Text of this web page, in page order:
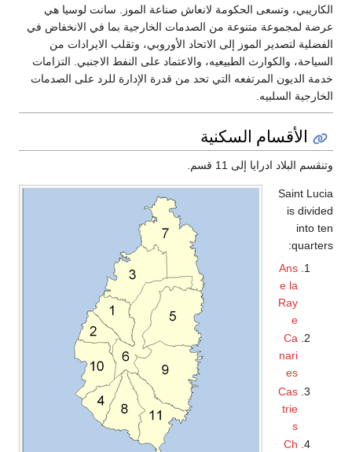
الكاريبي، وتسعى الحكومة لانعاش صناعة الموز. سانت لوسيا هي
عرضة لمجموعة متنوعة من الصدمات الخارجية بما في الانخفاض في
الفضلية لتصدير الموز إلى الاتحاد الأوروبي، وتقلب الايرادات من
السياحة، والكوارث الطبيعيه، والاعتماد على النفط الاجنبي. التزامات
خدمة الديون المرتفعه التي تحد من قدرة الإدارة للرد على الصدمات
الخارجية السلبيه.
الأقسام السكنية
وتنقسم البلاد ادرايا إلى 11 قسم.
Saint Lucia
is divided
into ten
quarters:
Ans
e la
Ray
e
Ca
nari
es
Cas
trie
s
Ch